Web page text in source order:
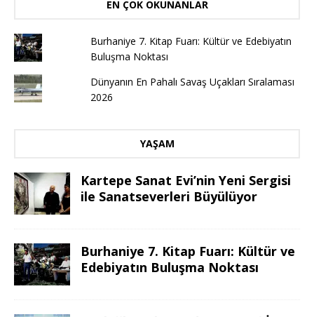
EN ÇOK OKUNANLAR
Burhaniye 7. Kitap Fuarı: Kültür ve Edebiyatın
Buluşma Noktası
Dünyanın En Pahalı Savaş Uçakları Sıralaması
2026
YAŞAM
Kartepe Sanat Evi’nin Yeni Sergisi
ile Sanatseverleri Büyülüyor
Burhaniye 7. Kitap Fuarı: Kültür ve
Edebiyatın Buluşma Noktası